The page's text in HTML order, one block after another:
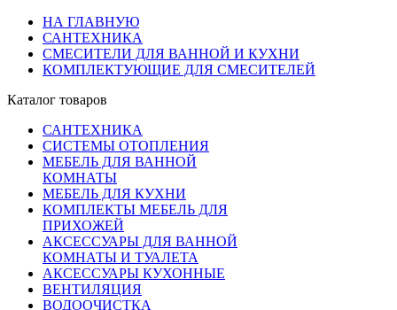
НА ГЛАВНУЮ
САНТЕХНИКА
СМЕСИТЕЛИ ДЛЯ ВАННОЙ И КУХНИ
КОМПЛЕКТУЮЩИЕ ДЛЯ СМЕСИТЕЛЕЙ
Каталог товаров
САНТЕХНИКА
СИСТЕМЫ ОТОПЛЕНИЯ
МЕБЕЛЬ ДЛЯ ВАННОЙ
КОМНАТЫ
МЕБЕЛЬ ДЛЯ КУХНИ
КОМПЛЕКТЫ МЕБЕЛЬ ДЛЯ
ПРИХОЖЕЙ
АКСЕССУАРЫ ДЛЯ ВАННОЙ
КОМНАТЫ И ТУАЛЕТА
АКСЕССУАРЫ КУХОННЫЕ
ВЕНТИЛЯЦИЯ
ВОДООЧИСТКА